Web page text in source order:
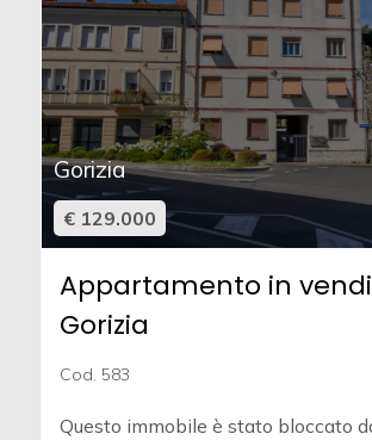
Gorizia
€ 129.000
Appartamento in
Gorizia
Cod. 583
Questo immobile è stato bloccato